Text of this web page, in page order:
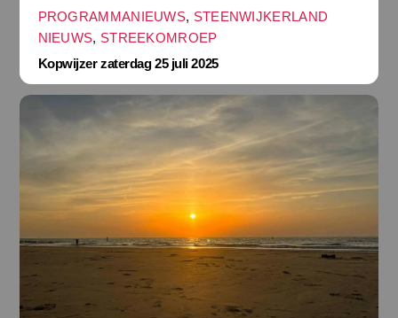
PROGRAMMANIEUWS, STEENWIJKERLAND
NIEUWS, STREEKOMROEP
Kopwijzer zaterdag 25 juli 2025